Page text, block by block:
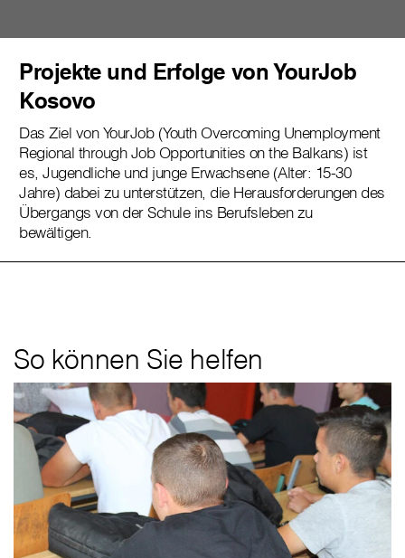
Projekte und Erfolge von YourJob
Kosovo
Das Ziel von YourJob (Youth Overcoming Unemployment
Regional through Job Opportunities on the Balkans) ist
es, Jugendliche und junge Erwachsene (Alter: 15-30
Jahre) dabei zu unterstützen, die Herausforderungen des
Übergangs von der Schule ins Berufsleben zu
bewältigen.
So können Sie helfen